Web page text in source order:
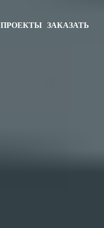
ПРОЕКТЫ ЗАКАЗАТЬ